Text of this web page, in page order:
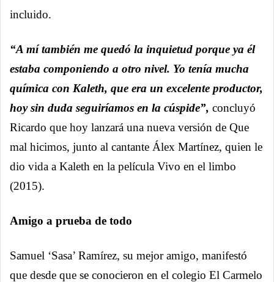
incluido.
“A mí también me quedó la inquietud porque ya él
estaba componiendo a otro nivel. Yo tenía mucha
química con Kaleth, que era un excelente productor,
hoy sin duda seguiríamos en la cúspide”, concluyó
Ricardo que hoy lanzará una nueva versión de Que
mal hicimos, junto al cantante Álex Martínez, quien le
dio vida a Kaleth en la película Vivo en el limbo
(2015).
Amigo a prueba de todo
Samuel ‘Sasa’ Ramírez, su mejor amigo, manifestó
que desde que se conocieron en el colegio El Carmelo